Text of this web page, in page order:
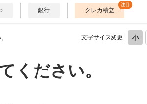
銀行 クレカ積立
文字サイズ変更
ください。